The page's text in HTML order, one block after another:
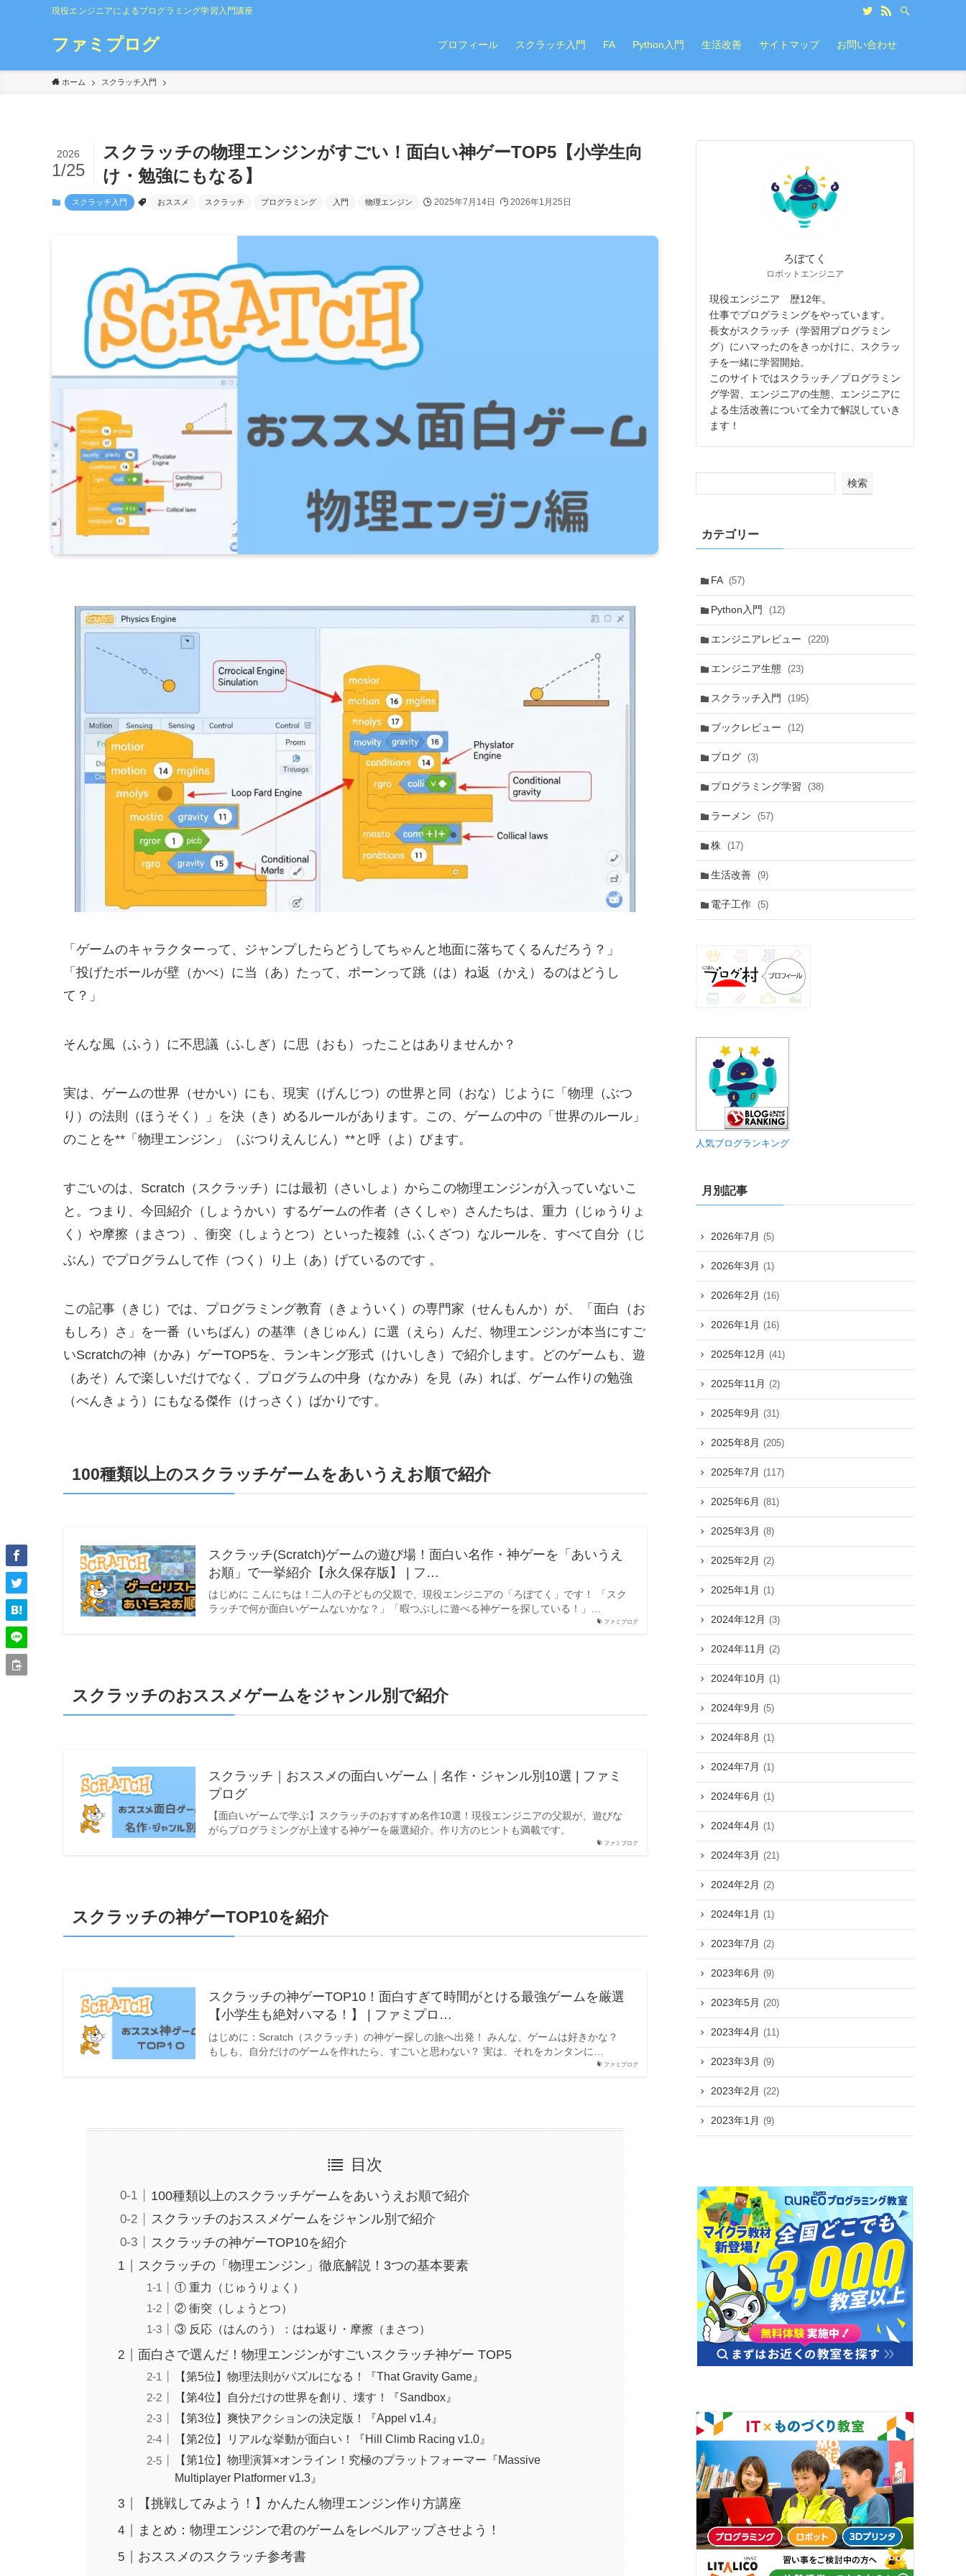
現役エンジニアによるプログラミング学習入門講座
ファミプログ プロフィール スクラッチ入門 FA Python入門 生活改善 サイトマップ お問い合わせ
ホーム スクラッチ入門
スクラッチの物理エンジンがすごい！面白い神ゲーTOP5【小学生向
け・勉強にもなる】
2026
1/25
スクラッチ入門 おススメ スクラッチ プログラミング 入門 物理エンジン 2025年7月14日 2026年1月25日
「ゲームのキャラクターって、ジャンプしたらどうしてちゃんと地面に落ちてくるんだろう？」
「投げたボールが壁（かべ）に当（あ）たって、ポーンって跳（は）ね返（かえ）るのはどうし
て？」
そんな風（ふう）に不思議（ふしぎ）に思（おも）ったことはありませんか？
実は、ゲームの世界（せかい）にも、現実（げんじつ）の世界と同（おな）じように「物理（ぶつ
り）の法則（ほうそく）」を決（き）めるルールがあります。この、ゲームの中の「世界のルール」
のことを**「物理エンジン」（ぶつりえんじん）**と呼（よ）びます。
すごいのは、Scratch（スクラッチ）には最初（さいしょ）からこの物理エンジンが入っていないこ
と。つまり、今回紹介（しょうかい）するゲームの作者（さくしゃ）さんたちは、重力（じゅうりょ
く）や摩擦（まさつ）、衝突（しょうとつ）といった複雑（ふくざつ）なルールを、すべて自分（じ
ぶん）でプログラムして作（つく）り上（あ）げているのです 。
この記事（きじ）では、プログラミング教育（きょういく）の専門家（せんもんか）が、「面白（お
もしろ）さ」を一番（いちばん）の基準（きじゅん）に選（えら）んだ、物理エンジンが本当にすご
いScratchの神（かみ）ゲーTOP5を、ランキング形式（けいしき）で紹介します。どのゲームも、遊
（あそ）んで楽しいだけでなく、プログラムの中身（なかみ）を見（み）れば、ゲーム作りの勉強
（べんきょう）にもなる傑作（けっさく）ばかりです。
100種類以上のスクラッチゲームをあいうえお順で紹介
ファミプログ
スクラッチ(Scratch)ゲームの遊び場！面白い名作・神ゲーを「あいうえ
お順」で一挙紹介【永久保存版】 | フ…
はじめに こんにちは！二人の子どもの父親で、現役エンジニアの「ろぼてく」です！ 「スク
ラッチで何か面白いゲームないかな？」「暇つぶしに遊べる神ゲーを探している！」…
スクラッチのおススメゲームをジャンル別で紹介
ファミプログ
スクラッチ｜おススメの面白いゲーム｜名作・ジャンル別10選 | ファミ
プログ
【面白いゲームで学ぶ】スクラッチのおすすめ名作10選！現役エンジニアの父親が、遊びな
がらプログラミングが上達する神ゲーを厳選紹介。作り方のヒントも満載です。
スクラッチの神ゲーTOP10を紹介
ファミプログ
スクラッチの神ゲーTOP10！面白すぎて時間がとける最強ゲームを厳選
【小学生も絶対ハマる！】 | ファミプロ…
はじめに：Scratch（スクラッチ）の神ゲー探しの旅へ出発！ みんな、ゲームは好きかな？
もしも、自分だけのゲームを作れたら、すごいと思わない？ 実は、それをカンタンに…
目次
100種類以上のスクラッチゲームをあいうえお順で紹介
スクラッチのおススメゲームをジャンル別で紹介
スクラッチの神ゲーTOP10を紹介
スクラッチの「物理エンジン」徹底解説！3つの基本要素
① 重力（じゅうりょく）
② 衝突（しょうとつ）
③ 反応（はんのう）：はね返り・摩擦（まさつ）
面白さで選んだ！物理エンジンがすごいスクラッチ神ゲー TOP5
【第5位】物理法則がパズルになる！『That Gravity Game』
【第4位】自分だけの世界を創り、壊す！『Sandbox』
【第3位】爽快アクションの決定版！『Appel v1.4』
【第2位】リアルな挙動が面白い！『Hill Climb Racing v1.0』
【第1位】物理演算×オンライン！究極のプラットフォーマー『Massive
Multiplayer Platformer v1.3』
【挑戦してみよう！】かんたん物理エンジン作り方講座
まとめ：物理エンジンで君のゲームをレベルアップさせよう！
おススメのスクラッチ参考書
ろぼてく
ロボットエンジニア
現役エンジニア 歴12年。
仕事でプログラミングをやっています。
長女がスクラッチ（学習用プログラミン
グ）にハマったのをきっかけに、スクラッ
チを一緒に学習開始。
このサイトではスクラッチ／プログラミン
グ学習、エンジニアの生態、エンジニアに
よる生活改善について全力で解説していき
ます！
検索
カテゴリー
FA (57)
Python入門 (12)
エンジニアレビュー (220)
エンジニア生態 (23)
スクラッチ入門 (195)
ブックレビュー (12)
ブログ (3)
プログラミング学習 (38)
ラーメン (57)
株 (17)
生活改善 (9)
電子工作 (5)
人気ブログランキング
月別記事
2026年7月 (5)
2026年3月 (1)
2026年2月 (16)
2026年1月 (16)
2025年12月 (41)
2025年11月 (2)
2025年9月 (31)
2025年8月 (205)
2025年7月 (117)
2025年6月 (81)
2025年3月 (8)
2025年2月 (2)
2025年1月 (1)
2024年12月 (3)
2024年11月 (2)
2024年10月 (1)
2024年9月 (5)
2024年8月 (1)
2024年7月 (1)
2024年6月 (1)
2024年4月 (1)
2024年3月 (21)
2024年2月 (2)
2024年1月 (1)
2023年7月 (2)
2023年6月 (9)
2023年5月 (20)
2023年4月 (11)
2023年3月 (9)
2023年2月 (22)
2023年1月 (9)